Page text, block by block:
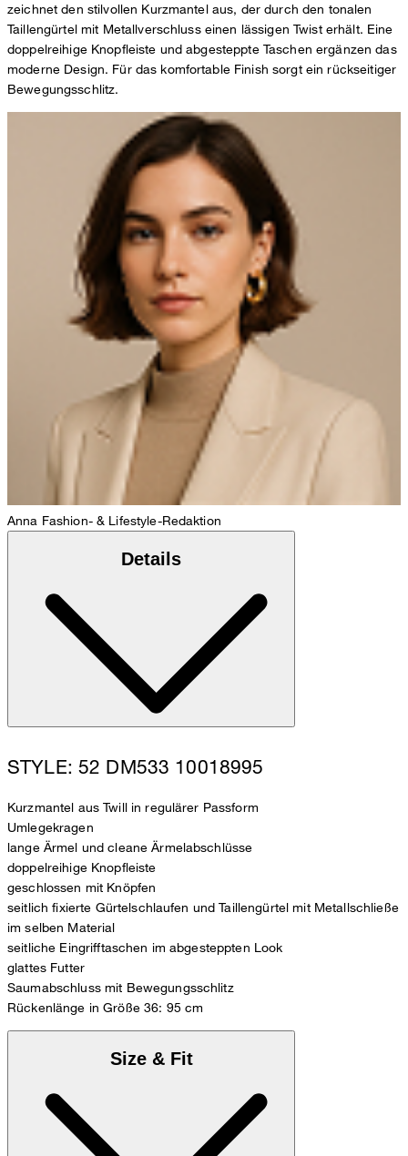
zeichnet den stilvollen Kurzmantel aus, der durch den tonalen
Taillengürtel mit Metallverschluss einen lässigen Twist erhält. Eine
doppelreihige Knopfleiste und abgesteppte Taschen ergänzen das
moderne Design. Für das komfortable Finish sorgt ein rückseitiger
Bewegungsschlitz.
Anna Fashion- & Lifestyle-Redaktion
Details
STYLE: 52 DM533 10018995
Kurzmantel aus Twill in regulärer Passform
Umlegekragen
lange Ärmel und cleane Ärmelabschlüsse
doppelreihige Knopfleiste
geschlossen mit Knöpfen
seitlich fixierte Gürtelschlaufen und Taillengürtel mit Metallschließe
im selben Material
seitliche Eingrifftaschen im abgesteppten Look
glattes Futter
Saumabschluss mit Bewegungsschlitz
Rückenlänge in Größe 36: 95 cm
Size & Fit